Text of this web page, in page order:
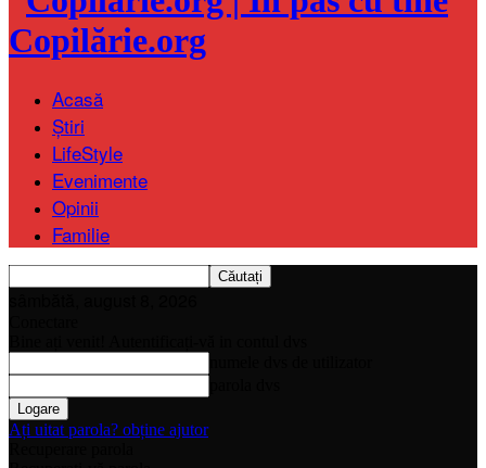
Copilărie.org
Acasă
Știri
LifeStyle
Evenimente
Opinii
Familie
Ați uitat parola? obține ajutor